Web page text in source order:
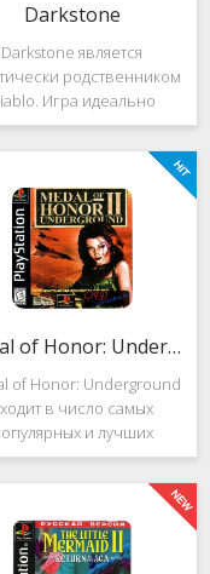
Darkstone
Darkstone является
родственником
Игра идеально
для тех, кто ищет
последнему.
на то, что эти 2
создавались разными
Darkstone имеет
общие
Medal of Honor: Underground
of Honor: Underground
в число самых
и лучших
от первого лица для
Playstation. Эта игра
Второй мировой
Вы будете играть за
Менон. Являясь